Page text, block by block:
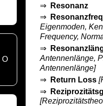
O
⇒
Resonanz
⇒
Eigenmoden,
Frequency,
⇒
Antennenlänge,
Antennenlänge]
⇒
Return Loss
⇒